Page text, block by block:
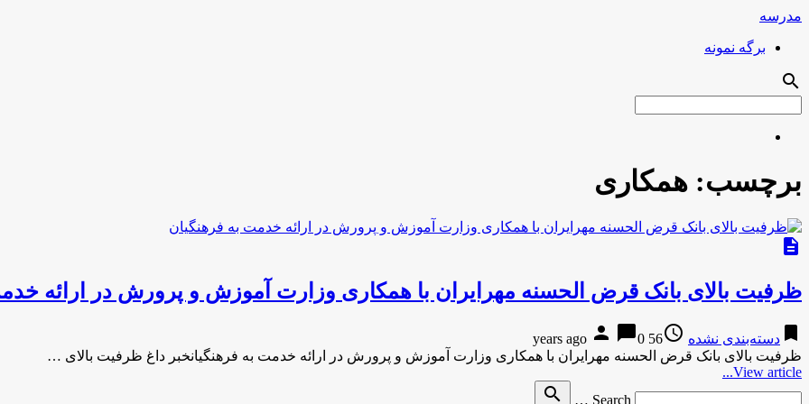
مدرسه
برگه نمونه
search
برچسب: همکاری
description
ظرفیت بالای بانک قرض الحسنه مهرایران با همکاری وزارت آموزش و پرورش در ارائه
bookmark دسته‌بندی نشده access_time
56 years ago
person chat_bubble0
ظرفیت بالای بانک قرض الحسنه مهرایران با همکاری وزارت آموزش و پرورش در ارائه خدمت به فرهنگیانخبر داغ ظرفیت بالای …
View article...
Search …
search